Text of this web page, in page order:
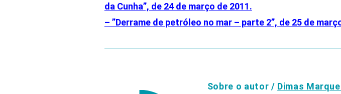
da Cunha”, de 24 de março de 2011.
– ”Derrame de petróleo no mar – parte 2”, de 25 de
Sobre o autor / Dimas